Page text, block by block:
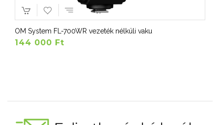
OM System FL-700WR vezeték nélküli vaku
144 000 Ft